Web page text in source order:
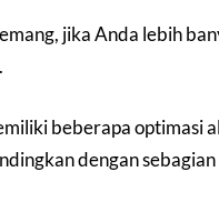
jika Anda lebih
beberapa optimasi
dengan